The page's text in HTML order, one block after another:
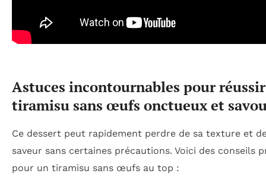
Astuces incontournables pour
tiramisu sans œufs onctueux et
Ce dessert peut rapidement perdre de sa texture et
saveur sans certaines précautions. Voici des conseils
pour un tiramisu sans œufs au top :